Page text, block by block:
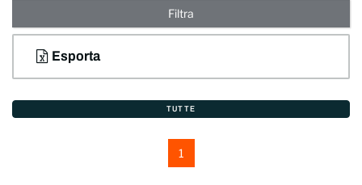
Filtra
Esporta
TUTTE
1